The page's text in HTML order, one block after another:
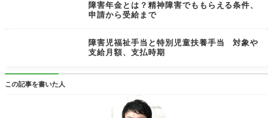
障害年金とは？精神障害でももらえる条件、
申請から受給まで
障害児福祉手当と特別児童扶養手当 対象や
支給月額、支払時期
この記事を書いた人